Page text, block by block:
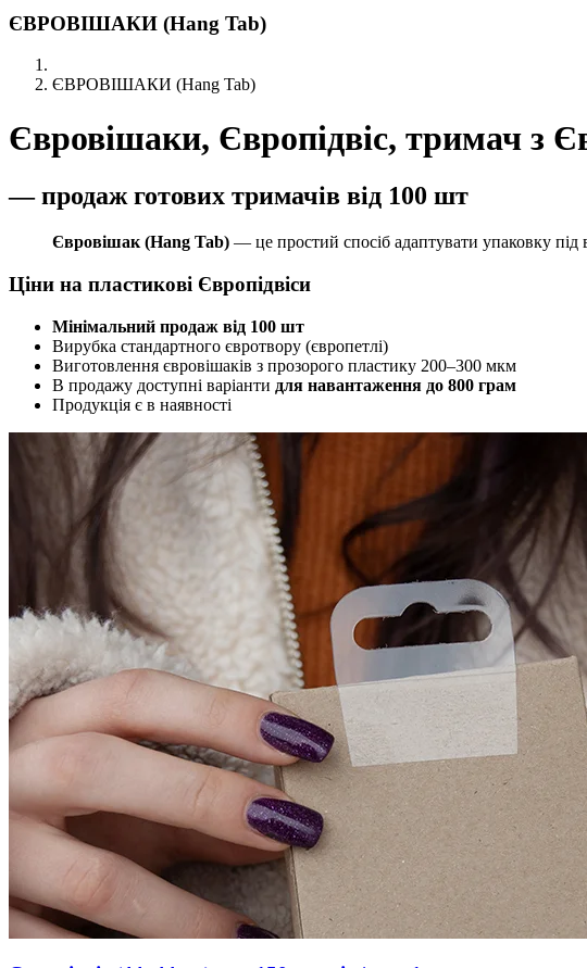
ЄВРОВІШАКИ (Hang Tab)
ЄВРОВІШАКИ (Hang Tab)
Євровішаки, Європідвіс, тримач з
— продаж готових тримачів від 100 шт
Євровішак (Hang Tab) — це простий спосіб адаптувати упаковку
Ціни на пластикові Європідвіси
Мінімальний продаж від 100 шт
Вирубка стандартного євротвору (європетлі)
Виготовлення євровішаків з прозорого пластику 200–300 мкм
В продажу доступні варіанти для навантаження до 800 грам
Продукція є в наявності